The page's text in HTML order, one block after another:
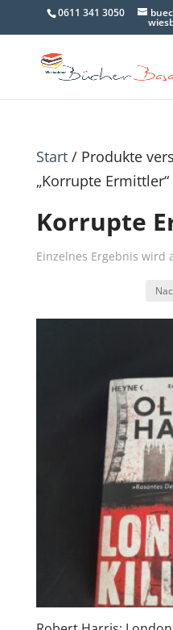
0611 341 3050
Start/ Produkte
„Korrupte Ermittler“
Korrupte
Einzelnes Ergebnis wird